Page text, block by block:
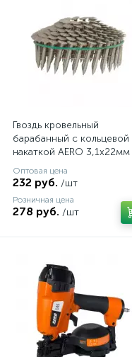
Гвоздь кровельный
барабанный c кольцевой
накаткой AERO 3,1х22мм
[лента 120 шт] (C45)
Оптовая цена
232 руб. /шт
Розничная цена
278 руб. /шт